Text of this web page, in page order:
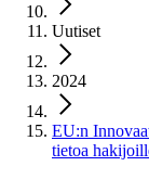
Uutiset
2024
EU:n
tietoa